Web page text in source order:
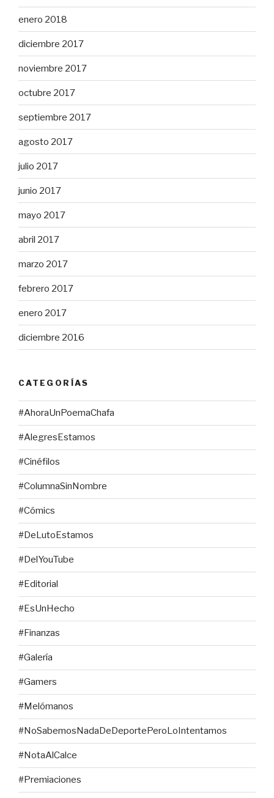
enero 2018
diciembre 2017
noviembre 2017
octubre 2017
septiembre 2017
agosto 2017
julio 2017
junio 2017
mayo 2017
abril 2017
marzo 2017
febrero 2017
enero 2017
diciembre 2016
CATEGORÍAS
#AhoraUnPoemaChafa
#AlegresEstamos
#Cinéfilos
#ColumnaSinNombre
#Cómics
#DeLutoEstamos
#DelYouTube
#Editorial
#EsUnHecho
#Finanzas
#Galería
#Gamers
#Melómanos
#NoSabemosNadaDeDeportePeroLoIntentamos
#NotaAlCalce
#Premiaciones